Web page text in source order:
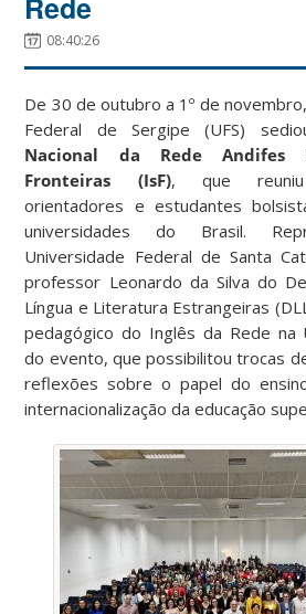
08:40:26
De 30 de outubro a 1º de
Federal de Sergipe (UFS)
Nacional da Rede Andifes
Fronteiras (IsF), que reuniu
orientadores e estudantes
universidades do Brasil.
Universidade Federal de Santa
professor Leonardo da Silva do
Língua e Literatura Estrangeiras
pedagógico do Inglês da Rede na
do evento, que possibilitou trocas
reflexões sobre o papel do
internacionalização da educação